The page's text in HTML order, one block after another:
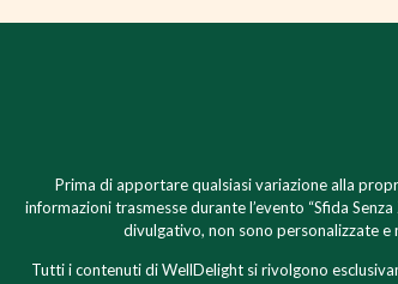
Prima di apportare qualsiasi variazione alla
informazioni trasmesse durante l’evento “Sfida
divulgativo, non sono personalizzate
Tutti i contenuti di WellDelight si rivolgono